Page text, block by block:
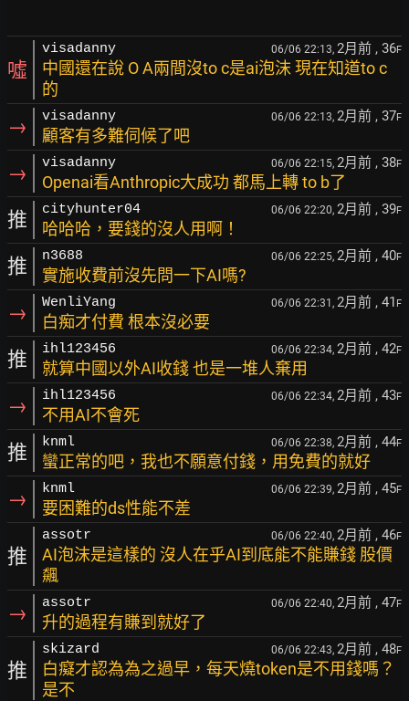
噓
visadanny 06/06 22:13, 2月前 , 36F
中國還在說 O A兩間沒to c是ai泡沫 現在知道to c
的
→ visadanny 06/06 22:13, 2月前 , 37F
顧客有多難伺候了吧
→ visadanny 06/06 22:15, 2月前 , 38F
Openai看Anthropic大成功 都馬上轉 to b了
推 cityhunter04 06/06 22:20, 2月前 , 39F
哈哈哈，要錢的沒人用啊！
推 n3688 06/06 22:25, 2月前 , 40F
實施收費前沒先問一下AI嗎?
→ WenliYang 06/06 22:31, 2月前 , 41 F
白痴才付費 根本沒必要
推 ihl123456 06/06 22:34, 2月前 , 42F
就算中國以外AI收錢 也是一堆人棄用
→ ihl123456 06/06 22:34, 2月前 , 43F
不用AI不會死
推 knml 06/06 22:38, 2月前 , 44F
蠻正常的吧，我也不願意付錢，用免費的就好
→ knml 06/06 22:39, 2月前 , 45F
要困難的ds性能不差
推
assotr 06/06 22:40, 2月前 , 46F
AI泡沫是這樣的 沒人在乎AI到底能不能賺錢 股價
飆
→ assotr 06/06 22:40, 2月前 , 47F
升的過程有賺到就好了
推
skizard 06/06 22:43, 2月前 , 48F
白癡才認為為之過早，每天燒token是不用錢嗎？
是不